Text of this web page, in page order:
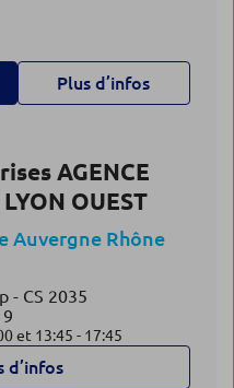
Plus d’infos
AGENCE
OUEST
Auvergne Rhône
- CS 2035
9
et 13:45 - 17:45
d’infos